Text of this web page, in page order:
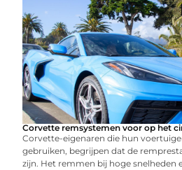
Corvette remsystemen voor op het
Corvette-eigenaren die hun
gebruiken, begrijpen dat de
zijn. Het remmen bij hoge snelheden